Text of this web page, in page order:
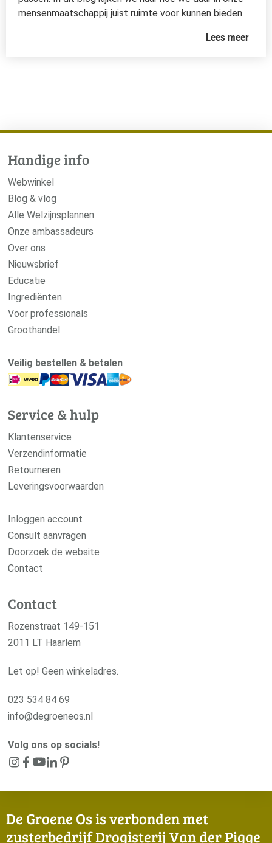
mensenmaatschappij juist ruimte voor kunnen bieden.
Lees meer
Handige info
Webwinkel
Blog & vlog
Alle Welzijnsplannen
Onze ambassadeurs
Over ons
Nieuwsbrief
Educatie
Ingrediënten
Voor professionals
Groothandel
Veilig bestellen & betalen
Service & hulp
Klantenservice
Verzendinformatie
Retourneren
Leveringsvoorwaarden
Inloggen account
Consult aanvragen
Doorzoek de website
Contact
Contact
Rozenstraat 149-151
2011 LT Haarlem
Let op! Geen winkeladres.
023 534 84 69
info@degroeneos.nl
Volg ons op socials!
De Groene Os is verbonden met
zusterbedrijf Drogisterij Van der Pigge